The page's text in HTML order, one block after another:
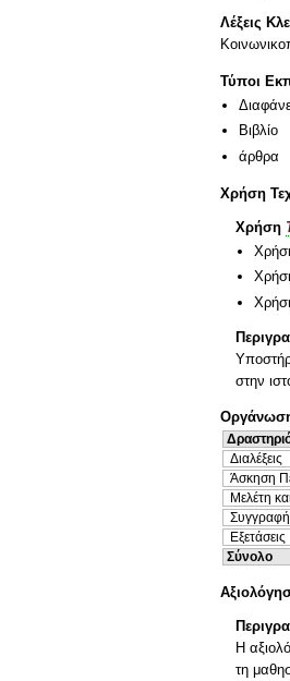
Λέξεις
Τύποι
Βιβλίο
άρθρα
Χρήση
Χρήση
στην
Διαλέξεις
Άσκηση
Μελέτη
Συγγραφή
Εξετάσεις
Σύνολο
Η
τη